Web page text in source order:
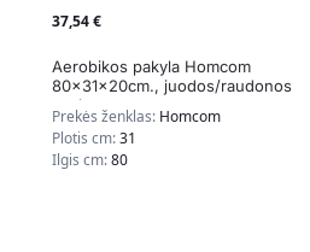
37,54€
Aerobikos pakyla Homcom
80x31x20cm., juodos/raudonos
spalvos
Prekės ženklas: Homcom
Plotis cm:31
Ilgis cm:80